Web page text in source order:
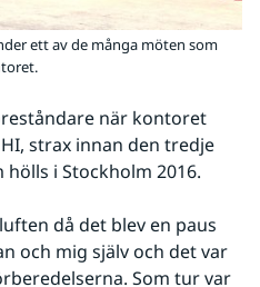
ett av de många möten som
när kontoret
strax innan den tredje
hölls i Stockholm 2016.
då det blev en paus
och mig själv och det var
Som tur var